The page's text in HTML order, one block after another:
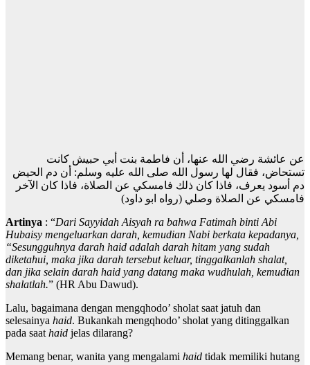
عن عائشة رضي الله عنها، أن فاطمة بنت أبي حبيش كانت
تستحاض، فقال لها رسول الله صلى الله عليه وسلم: أن دم الحيض
دم أسود يعرف، فاذا كان ذلك فامسكي عن الصلاة، فاذا كان الآخر
فامسكي عن الصلاة وصلي (رواه ابو داود)
Artinya : “Dari Sayyidah Aisyah ra bahwa Fatimah binti Abi
Hubaisy mengeluarkan darah, kemudian Nabi berkata kepadanya,
“Sesungguhnya darah haid adalah darah hitam yang sudah
diketahui, maka jika darah tersebut keluar, tinggalkanlah shalat,
dan jika selain darah haid yang datang maka wudhulah, kemudian
shalatlah.” (HR Abu Dawud).
Lalu, bagaimana dengan mengqhodo’ sholat saat jatuh dan
selesainya haid. Bukankah mengqhodo’ sholat yang ditinggalkan
pada saathaid jelas dilarang?
Memang benar, wanita yang mengalami haid tidak memiliki hutang